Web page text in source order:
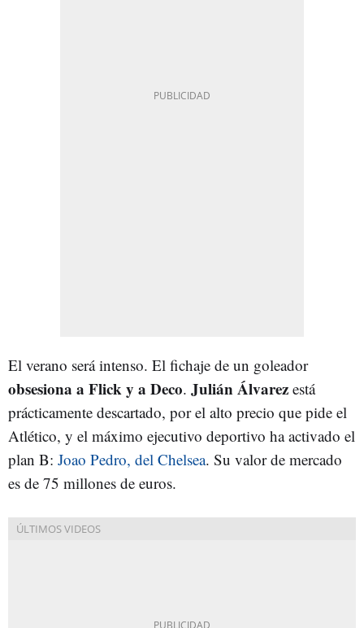
El verano será intenso. El fichaje de un goleador
obsesiona a Flick y a Deco. Julián Álvarez está
prácticamente descartado, por el alto precio que pide el
Atlético, y el máximo ejecutivo deportivo ha activado el
plan B: Joao Pedro, del Chelsea. Su valor de mercado
es de 75 millones de euros.